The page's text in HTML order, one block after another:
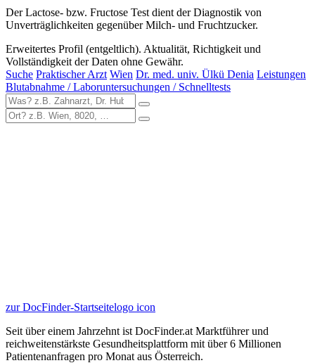
Der Lactose- bzw. Fructose Test dient der Diagnostik von
Unverträglichkeiten gegenüber Milch- und Fruchtzucker.
Erweitertes Profil (entgeltlich). Aktualität, Richtigkeit und
Vollständigkeit der Daten ohne Gewähr.
Suche Praktischer Arzt Wien Dr. med. univ. Ülkü Denia Leistungen
Blutabnahme / Laboruntersuchungen / Schnelltests
zur DocFinder-Startseitelogo icon
Seit über einem Jahrzehnt ist DocFinder.at Marktführer und
reichweitenstärkste Gesundheitsplattform mit über 6 Millionen
Patientenanfragen pro Monat aus Österreich.